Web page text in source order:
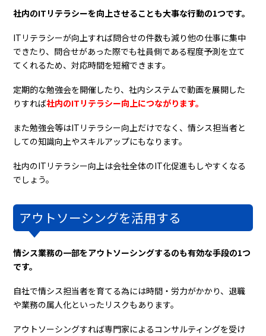
社内のITリテラシーを向上させることも大事な行動の1つです。
ITリテラシーが向上すれば問合せの件数も減り他の仕事に集中
できたり、問合せがあった際でも社員側である程度予測を立て
てくれるため、対応時間を短縮できます。
定期的な勉強会を開催したり、社内システムで動画を展開した
りすれば社内のITリテラシー向上につながります。
また勉強会等はITリテラシー向上だけでなく、情シス担当者と
しての知識向上やスキルアップにもなります。
社内のITリテラシー向上は会社全体のIT化促進もしやすくなる
でしょう。
アウトソーシングを活用する
情シス業務の一部をアウトソーシングするのも有効な手段の1つ
です。
自社で情シス担当者を育てる為には時間・労力がかかり、退職
や業務の属人化といったリスクもあります。
アウトソーシングすれば専門家によるコンサルティングを受け